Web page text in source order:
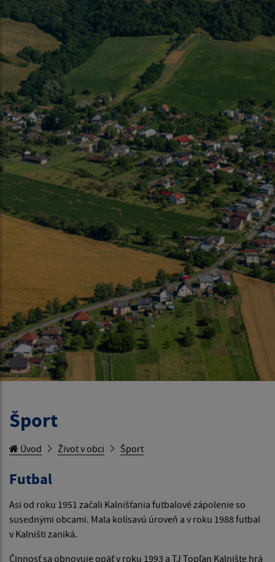
Šport
Úvod Život v obci Šport
Futbal
Asi od roku 1951 začali Kalnišťania futbalové zápolenie so
susednými obcami. Mala kolísavú úroveň a v roku 1988 futbal
v Kalništi zaniká.
Činnosť sa obnovuje opäť v roku 1993 a TJ Topľan Kalnište hrá